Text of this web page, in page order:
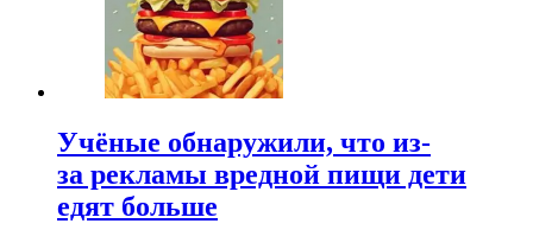
Учёные обнаружили, что из-
за рекламы вредной пищи дети
едят больше